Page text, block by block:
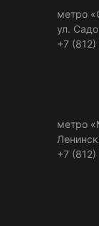
метро
ул.
+7
метро
+7